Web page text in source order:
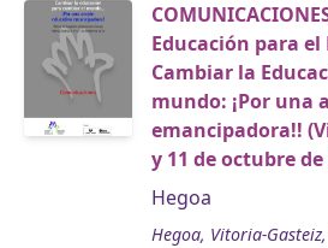
Educación para
Cambiar la
mundo: ¡Por una
emancipadora!!
y 11 de octubre de
Hegoa
Hegoa, Vitoria-